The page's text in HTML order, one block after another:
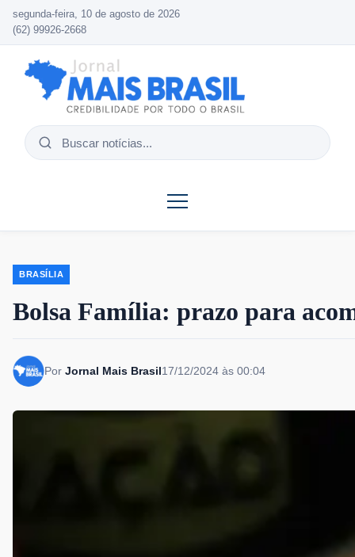
segunda-feira, 10 de agosto de 2026
(62) 99926-2668
Buscar
BRASÍLIA
Bolsa Família: prazo para
Por Jornal Mais Brasil17/12/2024 às 00:04